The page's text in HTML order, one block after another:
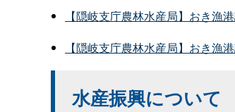
【隠岐支庁農林水産局】おき漁
【隠岐支庁農林水産局】おき漁
水産振興について